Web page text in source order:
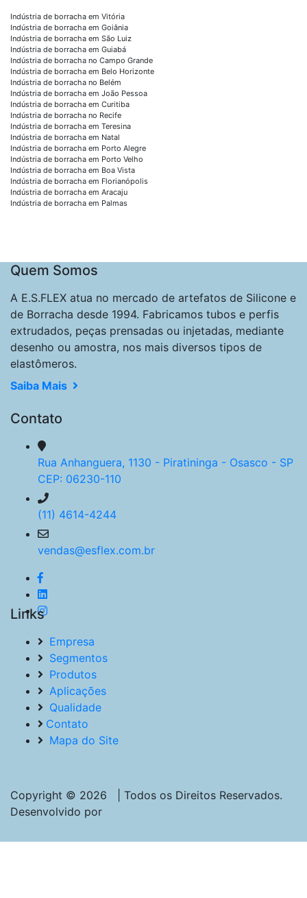
Indústria de borracha em Vitória
Indústria de borracha em Goiânia
Indústria de borracha em São Luiz
Indústria de borracha em Guiabá
Indústria de borracha no Campo Grande
Indústria de borracha em Belo Horizonte
Indústria de borracha no Belém
Indústria de borracha em João Pessoa
Indústria de borracha em Curitiba
Indústria de borracha no Recife
Indústria de borracha em Teresina
Indústria de borracha em Natal
Indústria de borracha em Porto Alegre
Indústria de borracha em Porto Velho
Indústria de borracha em Boa Vista
Indústria de borracha em Florianópolis
Indústria de borracha em Aracaju
Indústria de borracha em Palmas
Quem Somos
A E.S.FLEX atua no mercado de artefatos de Silicone e
de Borracha desde 1994. Fabricamos tubos e perfis
extrudados, peças prensadas ou injetadas, mediante
desenho ou amostra, nos mais diversos tipos de
elastômeros.
Saiba Mais
Contato
Rua Anhanguera, 1130 - Piratininga - Osasco - SP
CEP: 06230-110
(11) 4614-4244
vendas@esflex.com.br
Links
Empresa
Segmentos
Produtos
Aplicações
Qualidade
Contato
Mapa do Site
Copyright © 2026 | Todos os Direitos Reservados.
Desenvolvido por